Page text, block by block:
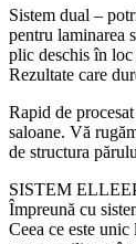
Sistem dual –
pentru laminarea
plic deschis în
Rezultate care
Rapid de
saloane. Vă
de structura
SISTEM
Împreună cu
Ceea ce este